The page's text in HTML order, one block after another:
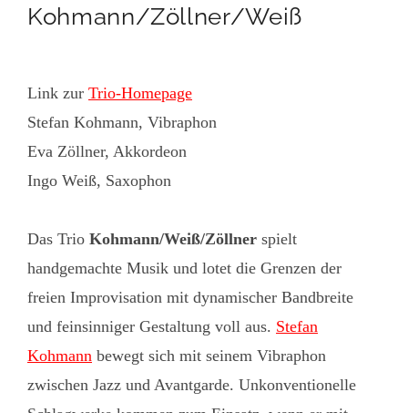
Kohmann/Zöllner/Weiß
Link zur Trio-Homepage
Stefan Kohmann, Vibraphon
Eva Zöllner, Akkordeon
Ingo Weiß, Saxophon
Das Trio Kohmann/Weiß/Zöllner spielt
handgemachte Musik und lotet die Grenzen der
freien Improvisation mit dynamischer Bandbreite
und feinsinniger Gestaltung voll aus. Stefan
Kohmann bewegt sich mit seinem Vibraphon
zwischen Jazz und Avantgarde. Unkonventionelle